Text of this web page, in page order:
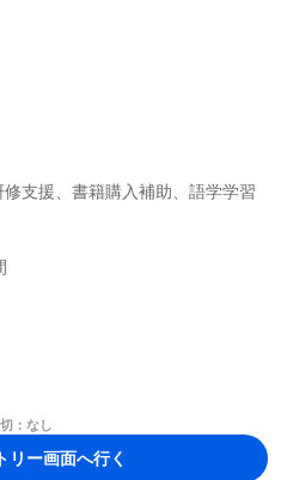
支援、書籍購入補助、語学学習
：なし
リー画面へ行く